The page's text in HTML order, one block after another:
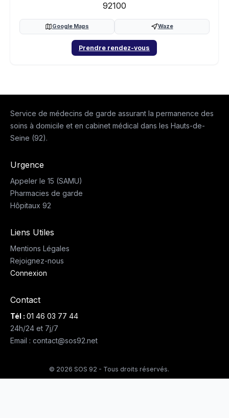
92100
Google Maps Waze
Prendre rendez-vous
Service de médecins de garde assurant la permanence des
soins à domicile et en cabinet médical dans les Hauts-de-
Seine (92).
Urgence
Appeler le 15 (SAMU)
Pharmacies de garde
Hôpitaux 92
Liens Utiles
Mentions Légales
Rejoignez-nous
Connexion
Contact
Tél : 01 46 03 77 44
24h/24 et 7j/7
Email : contact@sos92.net
© 2026 SOS 92 - Tous droits réservés.